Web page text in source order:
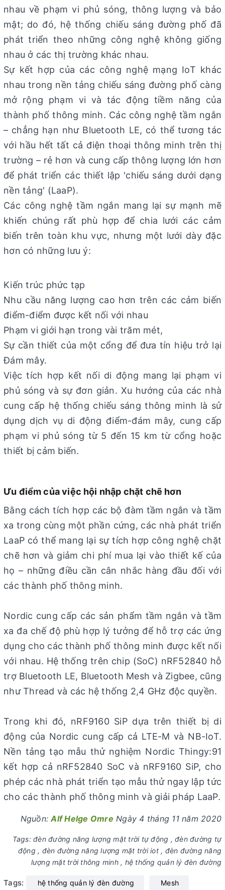
nhau về phạm vi phủ sóng, thông lượng và bảo
mật; do đó, hệ thống chiếu sáng đường phố đã
phát triển theo những công nghệ không giống
nhau ở các thị trường khác nhau.
Sự kết hợp của các công nghệ mạng IoT khác
nhau trong nền tảng chiếu sáng đường phố càng
mở rộng phạm vi và tác động tiềm năng của
thành phố thông minh. Các công nghệ tầm ngắn
– chẳng hạn như Bluetooth LE, có thể tương tác
với hầu hết tất cả điện thoại thông minh trên thị
trường – rẻ hơn và cung cấp thông lượng lớn hơn
để phát triển các thiết lập 'chiếu sáng dưới dạng
nền tảng' (LaaP).
Các công nghệ tầm ngắn mang lại sự mạnh mẽ
khiến chúng rất phù hợp để chia lưới các cảm
biến trên toàn khu vực, nhưng một lưới dày đặc
hơn có những lưu ý:
Kiến trúc phức tạp
Nhu cầu năng lượng cao hơn trên các cảm biến
điểm-điểm được kết nối với nhau
Phạm vi giới hạn trong vài trăm mét,
Sự cần thiết của một cổng để đưa tín hiệu trở lại
Đám mây.
Việc tích hợp kết nối di động mang lại phạm vi
phủ sóng và sự đơn giản. Xu hướng của các nhà
cung cấp hệ thống chiếu sáng thông minh là sử
dụng dịch vụ di động điểm-đám mây, cung cấp
phạm vi phủ sóng từ 5 đến 15 km từ cổng hoặc
thiết bị cảm biến.
Ưu điểm của việc hội nhập chặt chẽ hơn
Bằng cách tích hợp các bộ đàm tầm ngắn và tầm
xa trong cùng một phần cứng, các nhà phát triển
LaaP có thể mang lại sự tích hợp công nghệ chặt
chẽ hơn và giảm chi phí mua lại vào thiết kế của
họ – những điều cần cân nhắc hàng đầu đối với
các thành phố thông minh.
Nordic cung cấp các sản phẩm tầm ngắn và tầm
xa đa chế độ phù hợp lý tưởng để hỗ trợ các ứng
dụng cho các thành phố thông minh được kết nối
với nhau. Hệ thống trên chip (SoC) nRF52840 hỗ
trợ Bluetooth LE, Bluetooth Mesh và Zigbee, cũng
như Thread và các hệ thống 2,4 GHz độc quyền.
Trong khi đó, nRF9160 SiP dựa trên thiết bị di
động của Nordic cung cấp cả LTE-M và NB-IoT.
Nền tảng tạo mẫu thử nghiệm Nordic Thingy:91
kết hợp cả nRF52840 SoC và nRF9160 SiP, cho
phép các nhà phát triển tạo mẫu thử ngay lập tức
cho các thành phố thông minh và giải pháp LaaP.
Nguồn:Alf Helge Omre Ngày 4 tháng 11 năm 2020
Tags: đèn đường năng lượng mặt trời tự động , đèn đường tự
động , đèn đường năng lượng mặt trời iot , đèn đường năng
lượng mặt trời thông minh , hệ thống quản lý đèn đường
Tags: hệ thống quản lý đèn đường Mesh